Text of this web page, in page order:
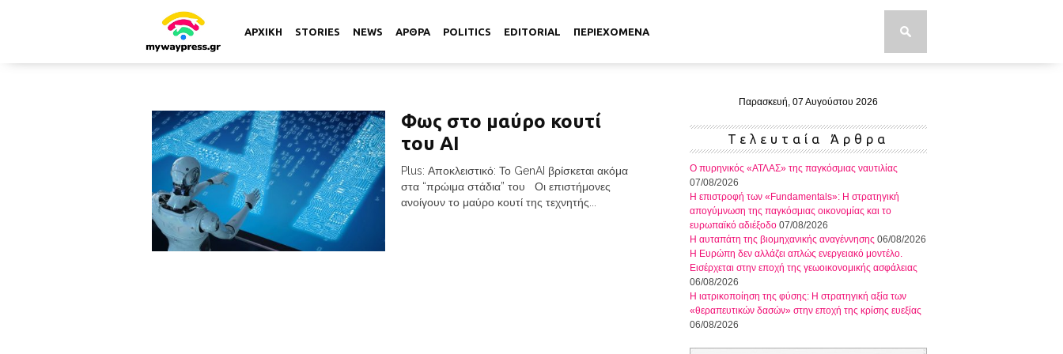
ΑΡΧΙΚΗ STORIES NEWS ΑΡΘΡΑ POLITICS EDITORIAL ΠΕΡΙΕΧΟΜΕΝΑ
Φως στο μαύρο κουτί
του AI
Plus: Αποκλειστικό: Το GenAI βρίσκεται ακόμα
στα “πρώιμα στάδια” του Οι επιστήμονες
ανοίγουν το μαύρο κουτί της τεχνητής...
Παρασκευή, 07 Αυγούστου 2026
Τελευταία Άρθρα
Ο πυρηνικός «ΑΤΛΑΣ» της παγκόσμιας ναυτιλίας
07/08/2026
Η επιστροφή των «Fundamentals»: Η στρατηγική
απογύμνωση της παγκόσμιας οικονομίας και το
ευρωπαϊκό αδιέξοδο 07/08/2026
Η αυταπάτη της βιομηχανικής αναγέννησης 06/08/2026
Η Ευρώπη δεν αλλάζει απλώς ενεργειακό μοντέλο.
Εισέρχεται στην εποχή της γεωοικονομικής ασφάλειας
06/08/2026
Η ιατρικοποίηση της φύσης: Η στρατηγική αξία των
«θεραπευτικών δασών» στην εποχή της κρίσης ευεξίας
06/08/2026